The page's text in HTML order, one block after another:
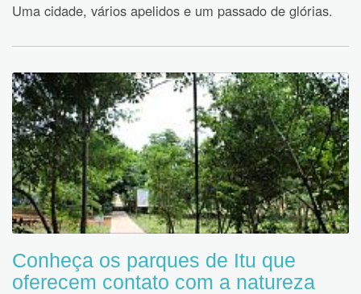
Uma cidade, vários apelidos e um passado de glórias.
Conheça os parques de Itu que
oferecem contato com a natureza